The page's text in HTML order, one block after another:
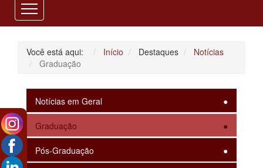
Você está aqui: Início Destaques
Notícias
Graduação
Notícias em Geral
Graduação
Pós-Graduação